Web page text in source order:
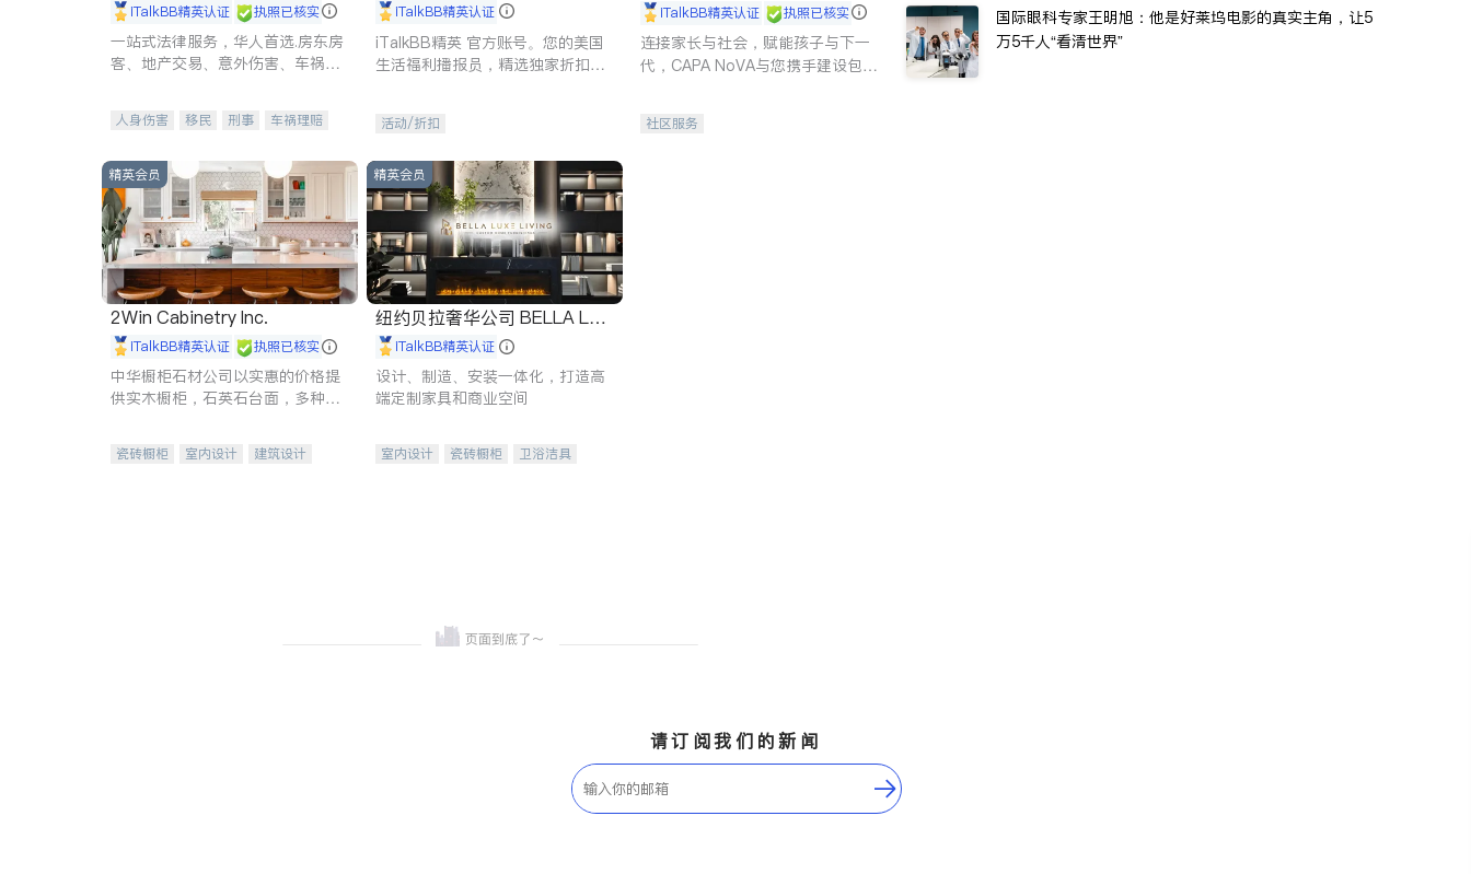
iTalkBB精英认证 执照已核实
一站式法律服务，华人首选.房东房
客、地产交易、意外伤害、车祸重
人身伤害 移民 刑事
车祸理赔
商标注册
索赔 律师-其它 保释
iTalkBB精英认证
iTalkBB精英 官方账号。您的美国
生活福利播报员，精选独家折扣、
活动/折扣
iTalkBB精英认证 执照已核实
连接家长与社会，赋能孩子与下一
代，CAPA NoVA与您携手建设包
社区服务
精英会员
2Win Cabinetry Inc.
iTalkBB精英认证 执照已核实
中华橱柜石材公司以实惠的价格提
供实木橱柜，石英石台面，多种优
机。品质厨房，家的选择。
瓷砖橱柜 室内设计
建筑设计
精英会员
纽约贝拉奢华公司 BELLA LUX
E iTalkBB精英认证
设计、制造、安装一体化，打造高
端定制家具和商业空间
室内设计 瓷砖橱柜
卫浴洁具
国际眼科专家王明旭：他是好莱坞电影的真实主角，让5
万5千人“看清世界”
请订阅我们的新闻